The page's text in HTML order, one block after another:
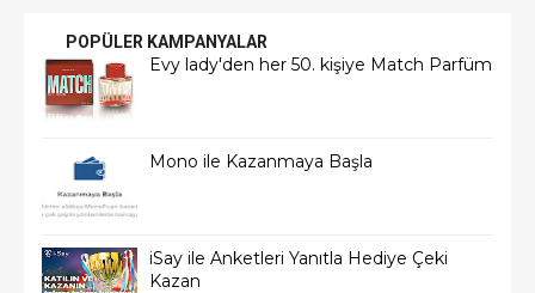
POPÜLER KAMPANYALAR
Evy lady'den her 50. kişiye Match Parfüm
Mono ile Kazanmaya Başla
iSay ile Anketleri Yanıtla Hediye Çeki
Kazan